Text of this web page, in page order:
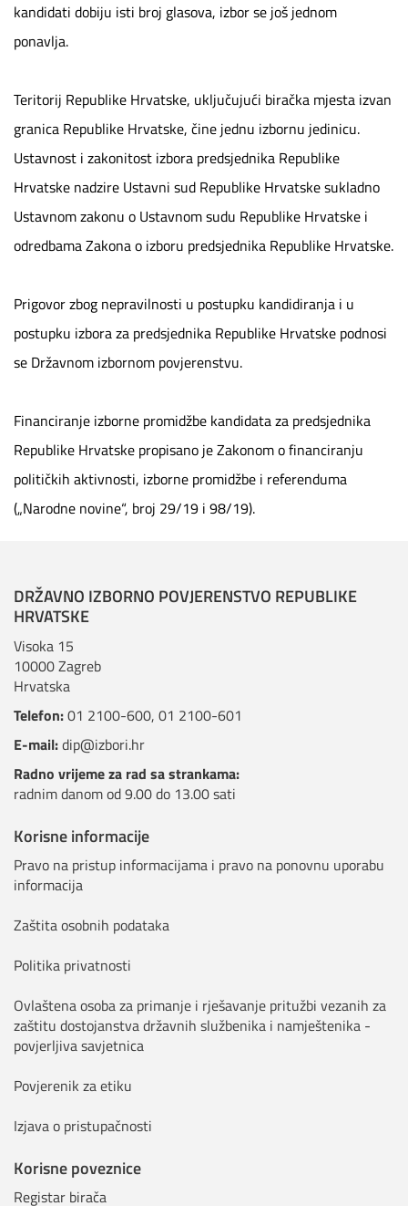
kandidati dobiju isti broj glasova, izbor se još jednom
ponavlja.
Teritorij Republike Hrvatske, uključujući biračka mjesta izvan
granica Republike Hrvatske, čine jednu izbornu jedinicu.
Ustavnost i zakonitost izbora predsjednika Republike
Hrvatske nadzire Ustavni sud Republike Hrvatske sukladno
Ustavnom zakonu o Ustavnom sudu Republike Hrvatske i
odredbama Zakona o izboru predsjednika Republike Hrvatske.
Prigovor zbog nepravilnosti u postupku kandidiranja i u
postupku izbora za predsjednika Republike Hrvatske podnosi
se Državnom izbornom povjerenstvu.
Financiranje izborne promidžbe kandidata za predsjednika
Republike Hrvatske propisano je Zakonom o financiranju
političkih aktivnosti, izborne promidžbe i referenduma
(„Narodne novine“, broj 29/19 i 98/19).
DRŽAVNO IZBORNO POVJERENSTVO REPUBLIKE
HRVATSKE
Visoka 15
10000 Zagreb
Hrvatska
Telefon:01 2100-600, 01 2100-601
E-mail:dip@izbori.hr
Radno vrijeme za rad sa strankama:
radnim danom od 9.00 do 13.00 sati
Korisne informacije
Pravo na pristup informacijama i pravo na ponovnu uporabu
informacija
Zaštita osobnih podataka
Politika privatnosti
Ovlaštena osoba za primanje i rješavanje pritužbi vezanih za
zaštitu dostojanstva državnih službenika i namještenika -
povjerljiva savjetnica
Povjerenik za etiku
Izjava o pristupačnosti
Korisne poveznice
Registar birača